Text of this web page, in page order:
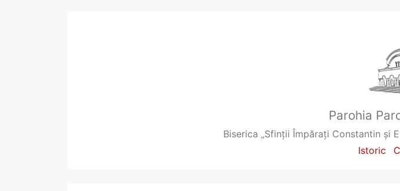
Parohia
Biserica „Sfinții Împărați Constantin și
Istoric